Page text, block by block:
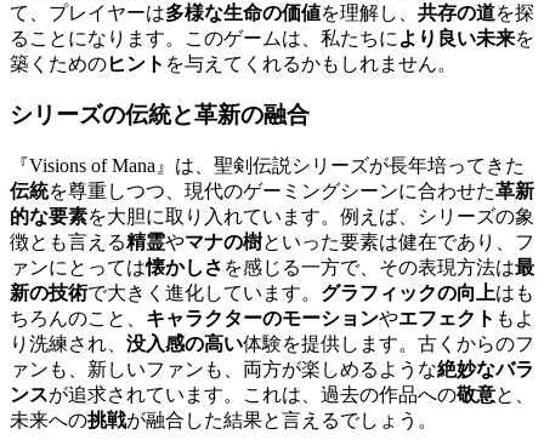
て、プレイヤーは多様な生命の価値を理解し、 共存の道を探
ることになります。このゲームは、私たちに より良い未来を
築くためのヒント を与えてくれるかもしれません。
シリーズの伝統と革新の融合
『Visions of Mana』は、聖剣伝説シリーズが長年培ってきた
伝統を尊重しつつ、現代のゲーミングシーンに合わせた革新
的な要素を大胆に取り入れています。例えば、シリーズの象
徴とも言える精霊やマナの樹といった要素は健在であり、フ
ァンにとっては懐かしさ を感じる一方で、その表現方法は最
新の技術で大きく進化しています。 グラフィックの向上はも
ちろんのこと、 キャラクターのモーションやエフェクト もよ
り洗練され、 没入感の高い体験を提供します。古くからのフ
ァンも、新しいファンも、両方が楽しめるような絶妙なバラ
ンスが追求されています。これは、過去の作品への敬意と、
未来への挑戦が融合した結果と言えるでしょう。